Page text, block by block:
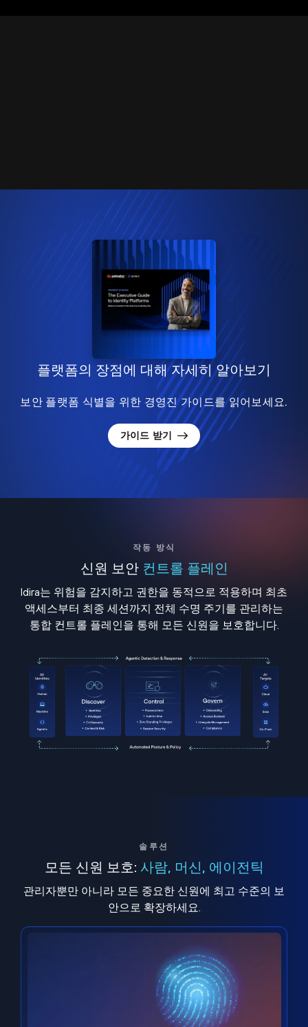
플랫폼의 장점에 대해 자세히 알아보기
보안 플랫폼 식별을 위한 경영진 가이드를 읽어보세요.
가이드 받기
작동 방식
신원 보안 컨트롤 플레인
Idira는 위험을 감지하고 권한을 동적으로 적용하며 최초
액세스부터 최종 세션까지 전체 수명 주기를 관리하는
통합 컨트롤 플레인을 통해 모든 신원을 보호합니다.
솔루션
모든 신원 보호: 사람, 머신, 에이전틱
관리자뿐만 아니라 모든 중요한 신원에 최고 수준의 보
안으로 확장하세요.